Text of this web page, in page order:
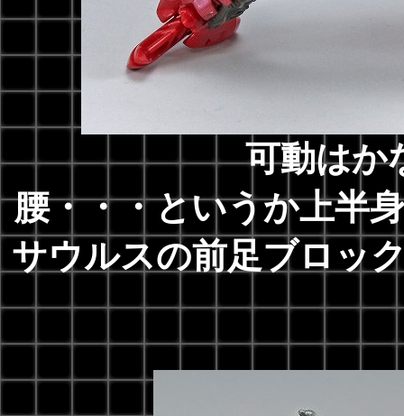
可動はか
腰・・・というか上半
サウルスの前足ブロッ